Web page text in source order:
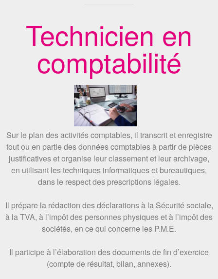
Technicien en
comptabilité
Sur le plan des activités comptables, il transcrit et enregistre
tout ou en partie des données comptables à partir de pièces
justificatives et organise leur classement et leur archivage,
en utilisant les techniques informatiques et bureautiques,
dans le respect des prescriptions légales.
Il prépare la rédaction des déclarations à la Sécurité sociale,
à la TVA, à l’impôt des personnes physiques et à l’impôt des
sociétés, en ce qui concerne les P.M.E.
Il participe à l’élaboration des documents de fin d’exercice
(compte de résultat, bilan, annexes).